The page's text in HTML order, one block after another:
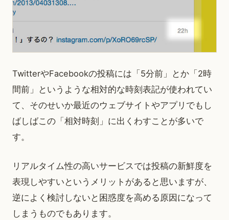
TwitterやFacebookの投稿には「5分前」とか「2時
間前」というような相対的な時刻表記が使われてい
て、そのせいか最近のウェブサイトやアプリでもし
ばしばこの「相対時刻」に出くわすことが多いで
す。
リアルタイム性の高いサービスでは投稿の新鮮度を
表現しやすいというメリットがあると思いますが、
逆によく検討しないと困惑度を高める原因になって
しまうものでもあります。